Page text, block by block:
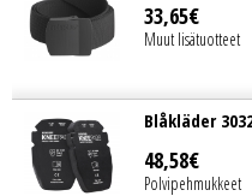
33,65€
Muut lisätuotteet
Blåkläder
48,58€
Polvipehmukkeet